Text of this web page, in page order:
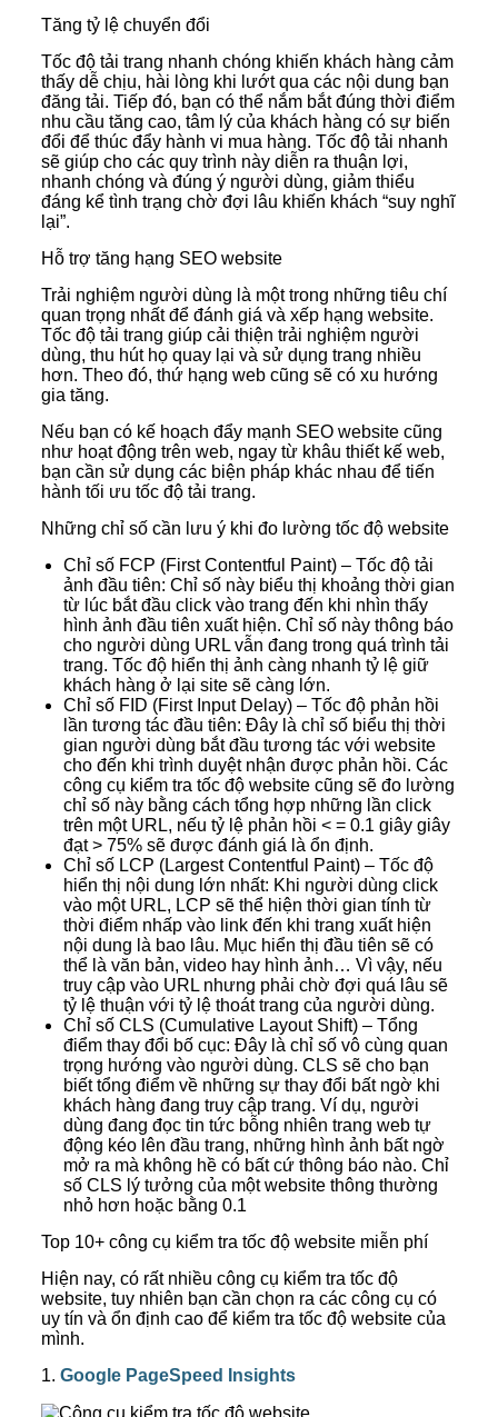
Tăng tỷ lệ chuyển đổi
Tốc độ tải trang nhanh chóng khiến khách hàng cảm
thấy dễ chịu, hài lòng khi lướt qua các nội dung bạn
đăng tải. Tiếp đó, bạn có thể nắm bắt đúng thời điểm
nhu cầu tăng cao, tâm lý của khách hàng có sự biến
đổi để thúc đẩy hành vi mua hàng. Tốc độ tải nhanh
sẽ giúp cho các quy trình này diễn ra thuận lợi,
nhanh chóng và đúng ý người dùng, giảm thiểu
đáng kể tình trạng chờ đợi lâu khiến khách “suy nghĩ
lại”.
Hỗ trợ tăng hạng SEO website
Trải nghiệm người dùng là một trong những tiêu chí
quan trọng nhất để đánh giá và xếp hạng website.
Tốc độ tải trang giúp cải thiện trải nghiệm người
dùng, thu hút họ quay lại và sử dụng trang nhiều
hơn. Theo đó, thứ hạng web cũng sẽ có xu hướng
gia tăng.
Nếu bạn có kế hoạch đẩy mạnh SEO website cũng
như hoạt động trên web, ngay từ khâu thiết kế web,
bạn cần sử dụng các biện pháp khác nhau để tiến
hành tối ưu tốc độ tải trang.
Những chỉ số cần lưu ý khi đo lường tốc độ website
Chỉ số FCP (First Contentful Paint) – Tốc độ tải
ảnh đầu tiên: Chỉ số này biểu thị khoảng thời gian
từ lúc bắt đầu click vào trang đến khi nhìn thấy
hình ảnh đầu tiên xuất hiện. Chỉ số này thông báo
cho người dùng URL vẫn đang trong quá trình tải
trang. Tốc độ hiển thị ảnh càng nhanh tỷ lệ giữ
khách hàng ở lại site sẽ càng lớn.
Chỉ số FID (First Input Delay) – Tốc độ phản hồi
lần tương tác đầu tiên: Đây là chỉ số biểu thị thời
gian người dùng bắt đầu tương tác với website
cho đến khi trình duyệt nhận được phản hồi. Các
công cụ kiểm tra tốc độ website cũng sẽ đo lường
chỉ số này bằng cách tổng hợp những lần click
trên một URL, nếu tỷ lệ phản hồi < = 0.1 giây giây
đạt > 75% sẽ được đánh giá là ổn định.
Chỉ số LCP (Largest Contentful Paint) – Tốc độ
hiển thị nội dung lớn nhất: Khi người dùng click
vào một URL, LCP sẽ thể hiện thời gian tính từ
thời điểm nhấp vào link đến khi trang xuất hiện
nội dung là bao lâu. Mục hiển thị đầu tiên sẽ có
thể là văn bản, video hay hình ảnh… Vì vậy, nếu
truy cập vào URL nhưng phải chờ đợi quá lâu sẽ
tỷ lệ thuận với tỷ lệ thoát trang của người dùng.
Chỉ số CLS (Cumulative Layout Shift) – Tổng
điểm thay đổi bố cục: Đây là chỉ số vô cùng quan
trọng hướng vào người dùng. CLS sẽ cho bạn
biết tổng điểm về những sự thay đổi bất ngờ khi
khách hàng đang truy cập trang. Ví dụ, người
dùng đang đọc tin tức bỗng nhiên trang web tự
động kéo lên đầu trang, những hình ảnh bất ngờ
mở ra mà không hề có bất cứ thông báo nào. Chỉ
số CLS lý tưởng của một website thông thường
nhỏ hơn hoặc bằng 0.1
Top 10+ công cụ kiểm tra tốc độ website miễn phí
Hiện nay, có rất nhiều công cụ kiểm tra tốc độ
website, tuy nhiên bạn cần chọn ra các công cụ có
uy tín và ổn định cao để kiểm tra tốc độ website của
mình.
1. Google PageSpeed Insights